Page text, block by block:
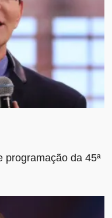
programação da 45ª